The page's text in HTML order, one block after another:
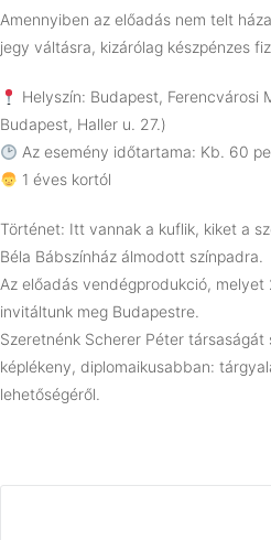
Amennyiben az előadás nem telt
jegy váltásra, kizárólag készpénzes
Helyszín: Budapest, Ferencvárosi
Budapest, Haller u. 27.)
Az esemény időtartama: Kb. 60
1 éves kortól
Történet: Itt vannak a kuflik, kiket a
Béla Bábszínház álmodott színpadra.
Az előadás vendégprodukció,
invitáltunk meg Budapestre.
Szeretnénk Scherer Péter társaságát
képlékeny, diplomaikusabban:
lehetőségéről.